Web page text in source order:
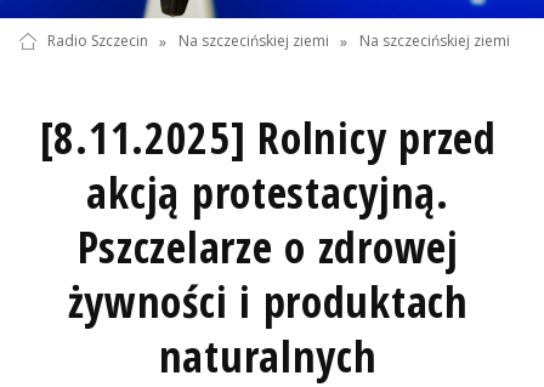
Radio Szczecin » Na szczecińskiej ziemi » Na szczecińskiej ziemi
[8.11.2025] Rolnicy przed
akcją protestacyjną.
Pszczelarze o zdrowej
żywności i produktach
naturalnych